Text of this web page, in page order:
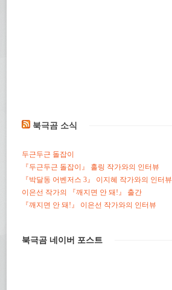
북극곰 소식
두근두근 돌잡이
『두근두근 돌잡이』 홀링 작가와의 인터뷰
『박달동 어벤저스 3』 이지혜 작가와의 인터뷰
이은선 작가의 『깨지면 안 돼!』 출간
『깨지면 안 돼!』 이은선 작가와의 인터뷰
북극곰 네이버 포스트